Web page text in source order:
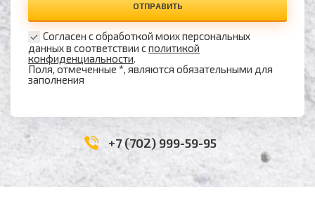
ОТПРАВИТЬ
Согласен с обработкой моих персональных
данных в соответствии сполитикой
конфиденциальности.
Поля, отмеченные *, являются обязательными для
заполнения
+7 (702) 999-59-95